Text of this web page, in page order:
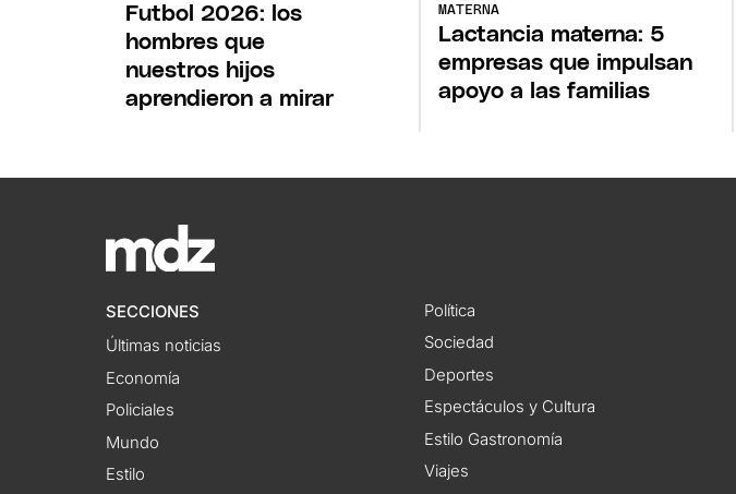
Futbol 2026: los
hombres que
nuestros hijos
aprendieron a mirar
MATERNA
Lactancia materna: 5
empresas que impulsan
apoyo a las familias
SECCIONES
Últimas noticias
Economía
Policiales
Mundo
Estilo
Política
Sociedad
Deportes
Espectáculos y Cultura
Estilo Gastronomía
Viajes